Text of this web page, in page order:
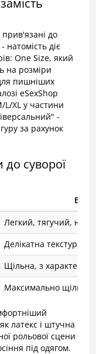
прив'язані до
натомість діє
One Size, який
на розміри
пишніших
eSexShop
XL у частини
-
за рахунок
до суворої
Легкий, тягучий,
Делікатна текстура з
Щільна, з
Максимально щільне
латекс і штучна
рольової сцени
під одягом.